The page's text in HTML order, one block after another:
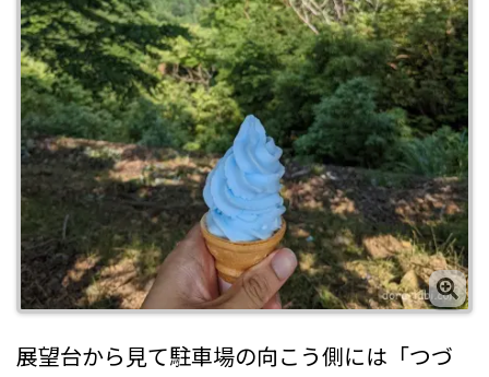
展望台から見て駐車場の向こう側には「つづ